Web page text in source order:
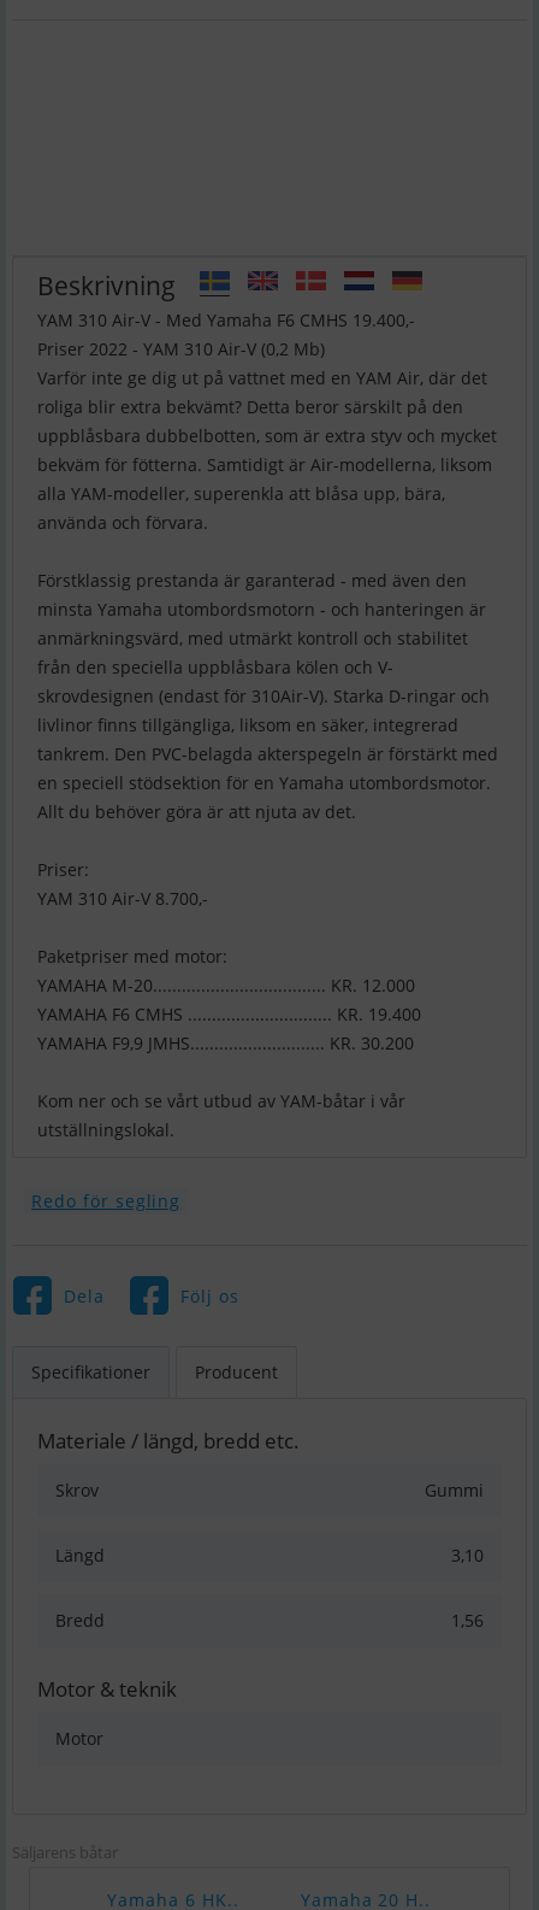
Beskrivning
YAM 310 Air-V - Med Yamaha F6 CMHS 19.400,-
Priser 2022 - YAM 310 Air-V (0,2 Mb)
Varför inte ge dig ut på vattnet med en YAM Air, där det
roliga blir extra bekvämt? Detta beror särskilt på den
uppblåsbara dubbelbotten, som är extra styv och mycket
bekväm för fötterna. Samtidigt är Air-modellerna, liksom
alla YAM-modeller, superenkla att blåsa upp, bära,
använda och förvara.
Förstklassig prestanda är garanterad - med även den
minsta Yamaha utombordsmotorn - och hanteringen är
anmärkningsvärd, med utmärkt kontroll och stabilitet
från den speciella uppblåsbara kölen och V-
skrovdesignen (endast för 310Air-V). Starka D-ringar och
livlinor finns tillgängliga, liksom en säker, integrerad
tankrem. Den PVC-belagda akterspegeln är förstärkt med
en speciell stödsektion för en Yamaha utombordsmotor.
Allt du behöver göra är att njuta av det.
Priser:
YAM 310 Air-V 8.700,-
Paketpriser med motor:
YAMAHA M-20.................................... KR. 12.000
YAMAHA F6 CMHS .............................. KR. 19.400
YAMAHA F9,9 JMHS............................ KR. 30.200
Kom ner och se vårt utbud av YAM-båtar i vår
utställningslokal.
Redo för segling
Dela Följ os
Specifikationer Producent
Materiale / längd, bredd etc.
Skrov Gummi
Längd 3,10
Bredd 1,56
Motor & teknik
Motor
Säljarens båtar
Yamaha 6 HK.. Yamaha 20 H..